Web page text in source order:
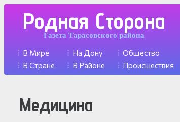
Родная Сторона
Газета Тарасовского района
В Мире
В Стране
На Дону
В Районе
Общество
Происшествия
Медицина